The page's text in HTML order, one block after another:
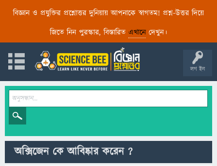
বিজ্ঞান ও প্রযুক্তির প্রশ্নোত্তর দুনিয়ায় আপনাকে স্বাগতম! প্রশ্ন-উত্তর দিয়ে
জিতে নিন পুরস্কার, বিস্তারিত এখানেদেখুন।
লগ ইন
অক্সিজেন কে আবিষ্কার করেন ?